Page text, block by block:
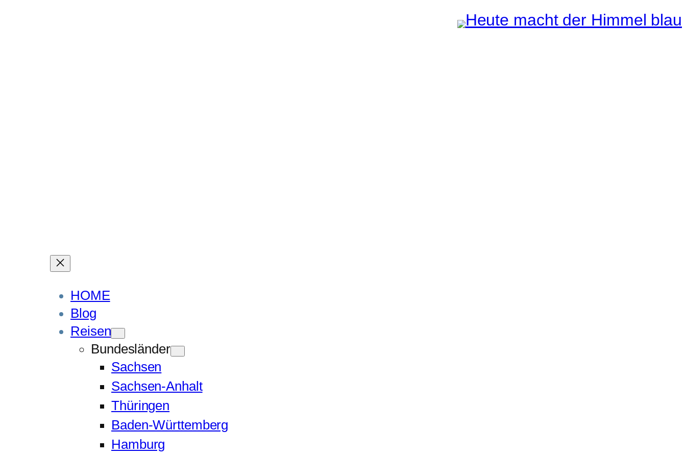
HOME
Blog
Reisen
Bundesländer
Sachsen
Sachsen-Anhalt
Thüringen
Baden-Württemberg
Hamburg